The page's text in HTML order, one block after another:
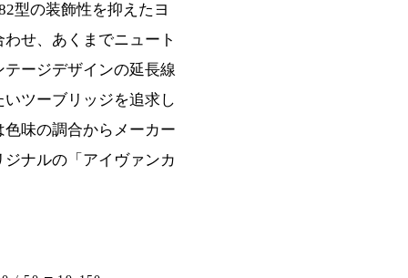
型の装飾性を抑えたヨ
せ、あくまでニュート
ージデザインの延長線
ツーブリッジを追求し
味の調合からメーカー
ナルの「アイヴァンカ